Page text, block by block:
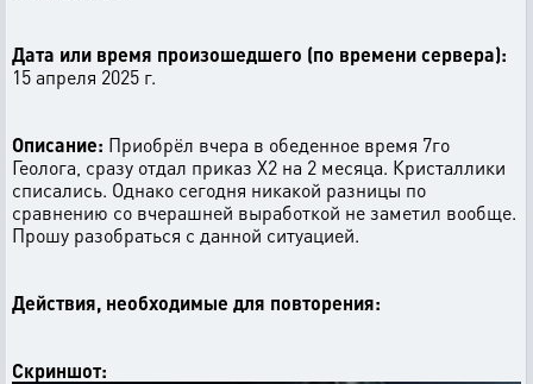
Дата или время произошедшего (по времени сервера):
15 апреля 2025 г.
Описание: Приобрёл вчера в обеденное время 7го
Геолога, сразу отдал приказ Х2 на 2 месяца. Кристаллики
списались. Однако сегодня никакой разницы по
сравнению со вчерашней выработкой не заметил вообще.
Прошу разобраться с данной ситуацией.
Действия, необходимые для повторения:
Скриншот: